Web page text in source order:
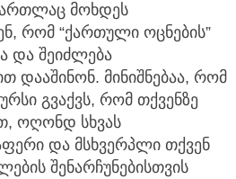
მოხდეს
რომ “ქართული ოცნების”
და შეიძლება
დააშინონ. მინიშნებაა, რომ
გვაქვს, რომ თქვენზე
ოღონდ სხვას
და მსხვერპლი თქვენ
შენარჩუნებისთვის